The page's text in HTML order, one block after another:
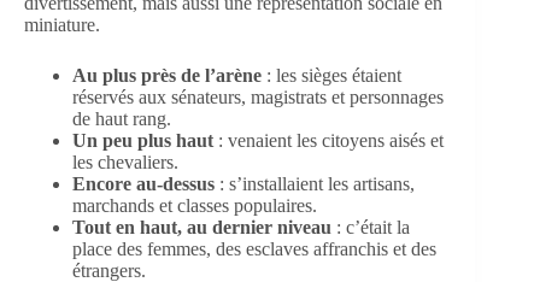
miniature.
Au plus près de l’arène : les sièges étaient
réservés aux sénateurs, magistrats et personnages
de haut rang.
Un peu plus haut : venaient les citoyens aisés et
les chevaliers.
Encore au-dessus : s’installaient les artisans,
marchands et classes populaires.
Tout en haut, au dernier niveau : c’était la
place des femmes, des esclaves affranchis et des
étrangers.